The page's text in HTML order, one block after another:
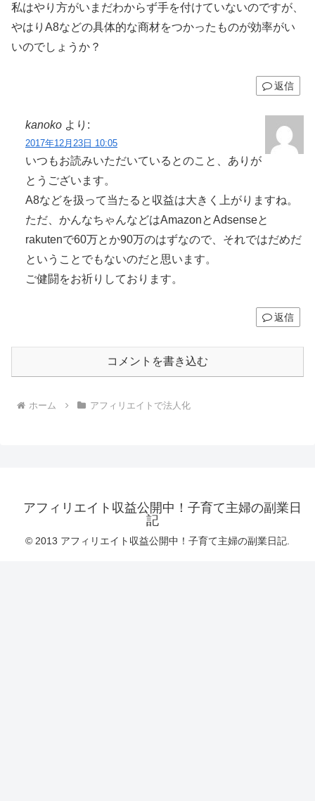
私はやり方がいまだわからず手を付けていないのですが、
やはりA8などの具体的な商材をつかったものが効率がい
いのでしょうか？
返信
kanoko より:
2017年12月23日 10:05
いつもお読みいただいているとのこと、ありが
とうございます。
A8などを扱って当たると収益は大きく上がりますね。
ただ、かんなちゃんなどはAmazonとAdsenseと
rakutenで60万とか90万のはずなので、それではだめだ
ということでもないのだと思います。
ご健闘をお祈りしております。
返信
コメントを書き込む
ホーム アフィリエイトで法人化
アフィリエイト収益公開中！子育て主婦の副業日
記
© 2013 アフィリエイト収益公開中！子育て主婦の副業日記.